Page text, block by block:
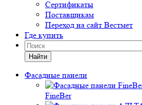
Сертификаты
Поставщикам
Переход на сайт Вестмет
Где купить
Найти
Фасадные панели
FineBer